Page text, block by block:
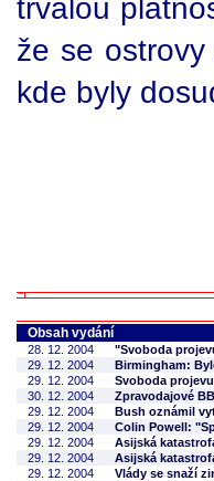
trvalou
že se
kde byly
Obsah vydání
28. 12. 2004
"Svoboda
29. 12. 2004
Birmingham:
29. 12. 2004
Svoboda
30. 12. 2004
Zpravodajové
29. 12. 2004
Bush oznámil
29. 12. 2004
Colin Powell:
29. 12. 2004
Asijská
29. 12. 2004
Asijská
29. 12. 2004
Vlády se snaží